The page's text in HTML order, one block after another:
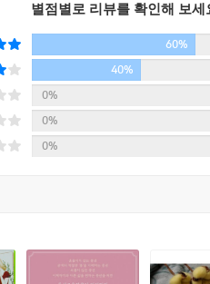
초적 본능과도 같은 ‘로맨틱 러
미로운 지혜를 줍니다. 저자 로
장 커다란 에너지 체계를 지니
, 그리고 황홀경을 추구한다는
중략) 저자는 이런 로맨틱 러브
외감과 공포, 노화를 겪는 당
은 마음 등 차마 타인에게 털어
끼며 불안에서 자유로워지고 상
회복된 건강한 관계는 누군가
별점별로 리뷰를 확인해 보세
60%
40%
0%
0%
0%